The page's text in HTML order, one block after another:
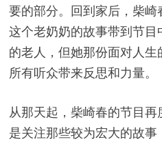
要的部分。回到家后，柴
这个老奶奶的故事带到节
的老人，但她那份面对人
所有听众带来反思和力量。
从那天起，柴崎春的节目
是关注那些较为宏大的故